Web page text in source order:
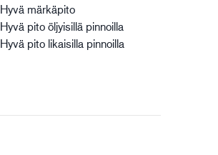
Hyvä märkäpito
Hyvä pito öljyisillä pinnoilla
Hyvä pito likaisilla pinnoilla